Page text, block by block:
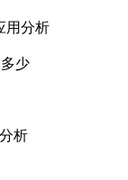
用分析
少
析